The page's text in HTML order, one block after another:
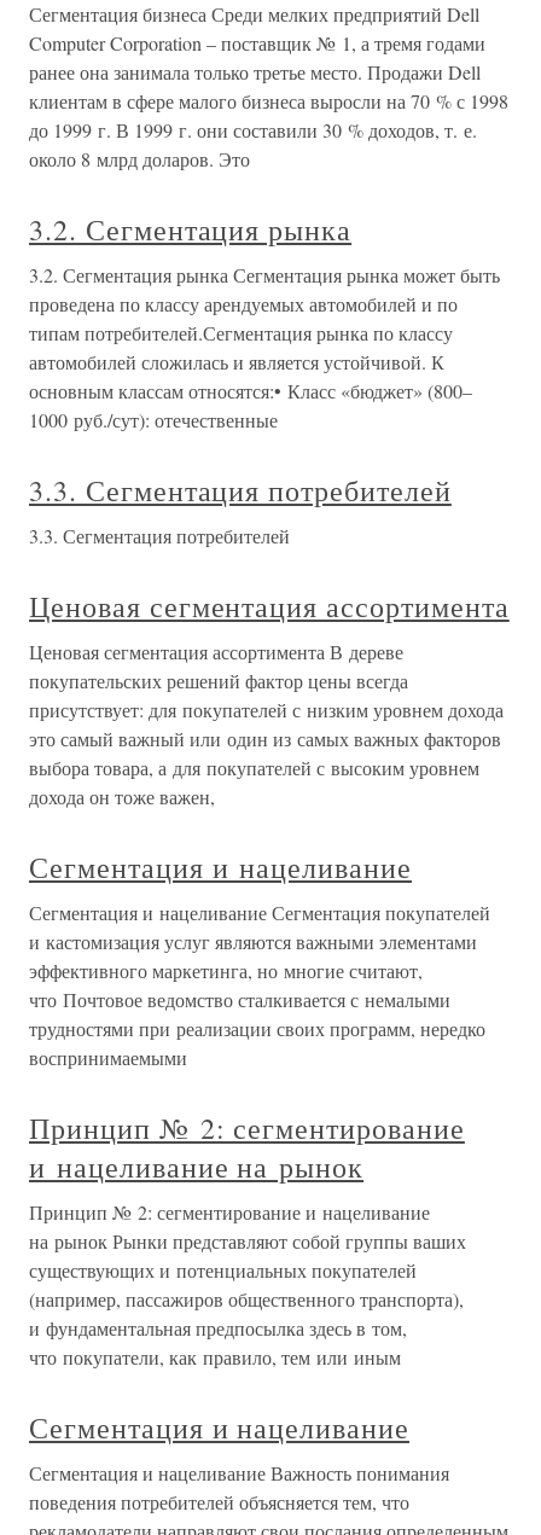
Сегментация бизнеса Среди мелких предприятий Dell
Computer Corporation – поставщик № 1, а тремя годами
ранее она занимала только третье место. Продажи Dell
клиентам в сфере малого бизнеса выросли на 70 % с 1998
до 1999 г. В 1999 г. они составили 30 % доходов, т. е.
около 8 млрд доларов. Это
3.2. Сегментация рынка
3.2. Сегментация рынка Сегментация рынка может быть
проведена по классу арендуемых автомобилей и по
типам потребителей.Сегментация рынка по классу
автомобилей сложилась и является устойчивой. К
основным классам относятся:• Класс «бюджет» (800–
1000 руб./сут): отечественные
3.3. Сегментация потребителей
3.3. Сегментация потребителей
Ценовая сегментация ассортимента
Ценовая сегментация ассортимента В дереве
покупательских решений фактор цены всегда
присутствует: для покупателей с низким уровнем дохода
это самый важный или один из самых важных факторов
выбора товара, а для покупателей с высоким уровнем
дохода он тоже важен,
Сегментация и нацеливание
Сегментация и нацеливание Сегментация покупателей
и кастомизация услуг являются важными элементами
эффективного маркетинга, но многие считают,
что Почтовое ведомство сталкивается с немалыми
трудностями при реализации своих программ, нередко
воспринимаемыми
Принцип № 2: сегментирование
и нацеливание на рынок
Принцип № 2: сегментирование и нацеливание
на рынок Рынки представляют собой группы ваших
существующих и потенциальных покупателей
(например, пассажиров общественного транспорта),
и фундаментальная предпосылка здесь в том,
что покупатели, как правило, тем или иным
Сегментация и нацеливание
Сегментация и нацеливание Важность понимания
поведения потребителей объясняется тем, что